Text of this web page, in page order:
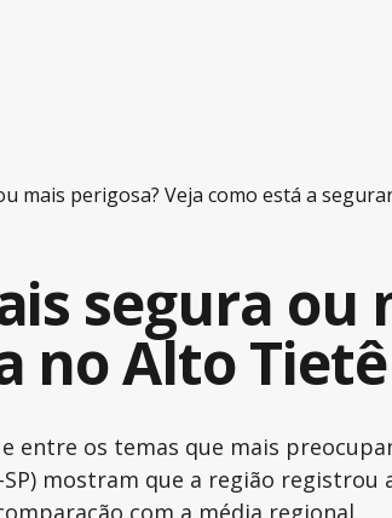
mais perigosa? Veja como está a
segura ou
no Alto
entre os temas que mais
SP) mostram que a região